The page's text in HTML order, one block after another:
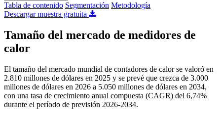
Tabla de contenido Segmentación Metodología
Descargar muestra gratuita
Tamaño del mercado de medidores de
calor
El tamaño del mercado mundial de contadores de calor se valoró en
2.810 millones de dólares en 2025 y se prevé que crezca de 3.000
millones de dólares en 2026 a 5.050 millones de dólares en 2034,
con una tasa de crecimiento anual compuesta (CAGR) del 6,74%
durante el período de previsión 2026-2034.